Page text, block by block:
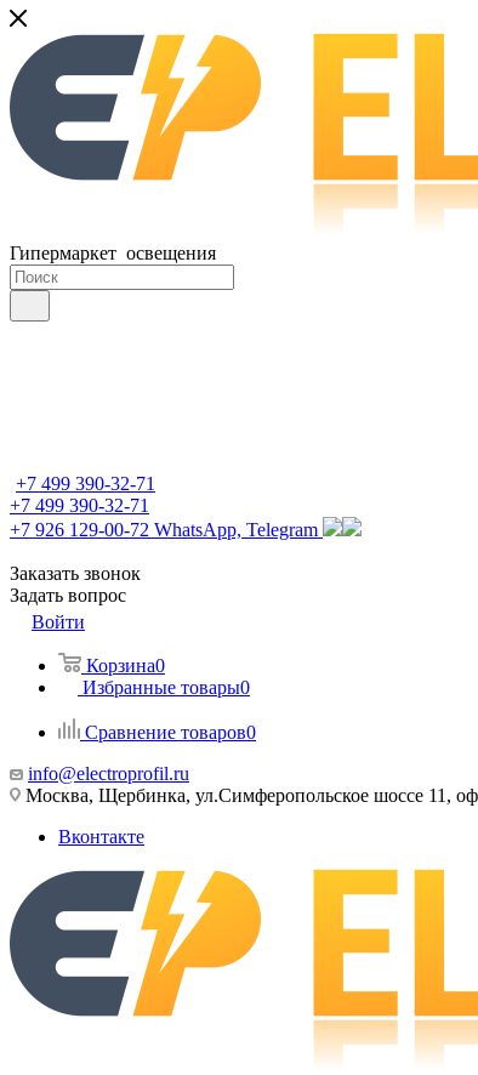
Гипермаркет освещения
+7 499 390-32-71
+7 499 390-32-71
+7 926 129-00-72 WhatsApp, Telegram
Заказать звонок
Задать вопрос
Войти
Корзина0
Избранные товары0
Сравнение товаров0
info@electroprofil.ru
Москва, Щербинка, ул.Симферопольское шоссе 11,
Вконтакте